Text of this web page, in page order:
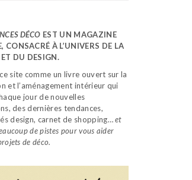
DÉCO EST UN MAGAZINE
CONSACRÉ À L’UNIVERS DE LA
DU DESIGN.
site comme un livre ouvert sur la
et l’aménagement intérieur qui
jour de nouvelles
des dernières tendances,
design, carnet de shopping…et
de pistes pour vous aider
de déco.